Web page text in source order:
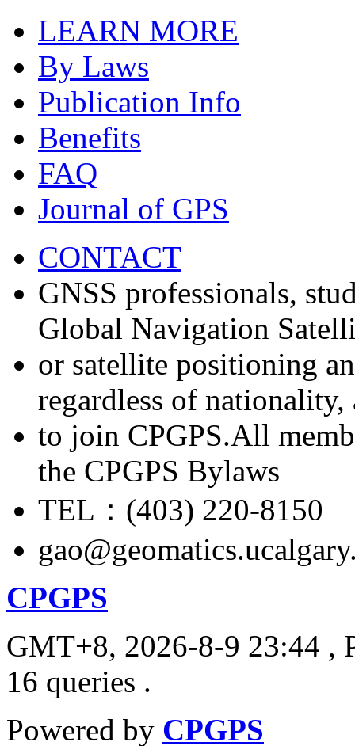
LEARN MORE
By Laws
Publication Info
Benefits
FAQ
Journal of GPS
CONTACT
GNSS professionals,
Global Navigation
or satellite positioning
regardless of nationality,
to join CPGPS.All
the CPGPS Bylaws
TEL：(403) 220-8150
CPGPS
GMT+8, 2026-8-9 23:44 ,
16 queries .
Powered by CPGPS